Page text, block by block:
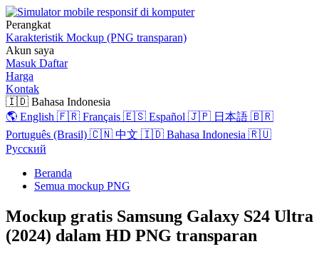
Perangkat
Karakteristik Mockup (PNG transparan)
Akun saya
Masuk Daftar
Harga
Kontak
🇮🇩 Bahasa Indonesia
🌎 English 🇫🇷 Français 🇪🇸 Español 🇯🇵 日本語 🇧🇷
Português (Brasil) 🇨🇳 中文 🇮🇩 Bahasa Indonesia 🇷🇺
Русский
Beranda
Semua mockup PNG
Mockup gratis Samsung Galaxy S24 Ultra
(2024) dalam HD PNG transparan